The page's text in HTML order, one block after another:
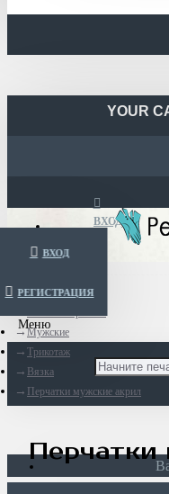
YOUR
ВХОД
ВХОД
РЕГИСТРАЦИЯ
Мужские
Трикотаж
Вязка
Перчатки мужские акрил
Перчатки